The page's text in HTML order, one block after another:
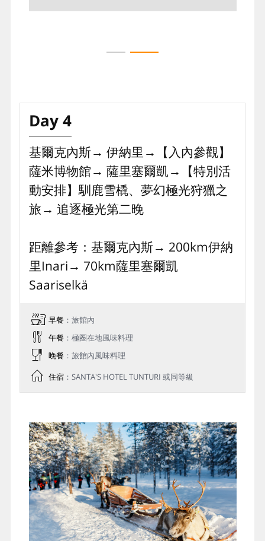
放的捕蟹籃拉上來查看今天補獲。帝王蟹的蟹爪
兩端延伸距離可達1.5公尺，最重可達11公斤。
捕撈上岸的帝王蟹飽滿多汁，彈性十足，大啖食
材的原味激發出精練與豐富的味覺層次，滿足味
蕾享受。
擁有最廣闊的視野來觀察天空，在此追尋可遇不
可求的大自然奇景北極光。
Day 4
基爾克內斯→ 伊納⾥→【⼊內參觀】
薩⽶博物館→ 薩⾥塞爾凱→【特別活
動安排】馴⿅雪橇、夢幻極光狩獵之
旅→ 追逐極光第二晚
距離參考：基爾克內斯→ 200km伊納
Saariselkä
早餐：旅館內
午餐：極圈在地⾵味料理
晚餐：旅館內風味料理
住宿：SANTA'S HOTEL TUNTURI 或同等級